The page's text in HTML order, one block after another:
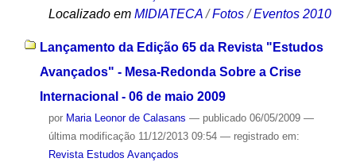
Localizado em MIDIATECA /Fotos /Eventos 2010
Lançamento da Edição 65 da Revista "Estudos
Avançados" - Mesa-Redonda Sobre a Crise
Internacional - 06 de maio 2009
por Maria Leonor de Calasans — publicado06/05/2009 —
última modificação11/12/2013 09:54 — registrado em:
Revista Estudos Avançados